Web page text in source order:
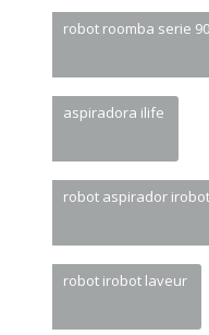
robot roomba serie
aspiradora ilife
robot aspirador irobot
robot irobot laveur